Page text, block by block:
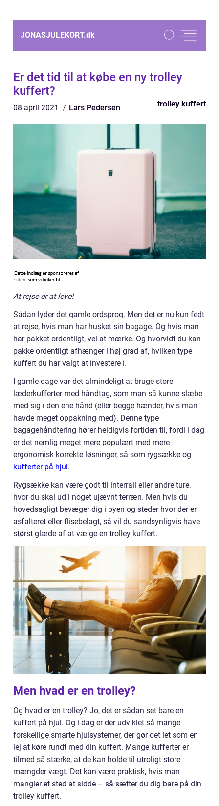
JONASJULEKORT.dk
Er det tid til at købe en ny trolley
kuffert?
08 april 2021 Lars Pedersen trolley kuffert
At rejse er at leve!
Sådan lyder det gamle ordsprog. Men det er nu kun fedt
at rejse, hvis man har husket sin bagage. Og hvis man
har pakket ordentligt, vel at mærke. Og hvorvidt du kan
pakke ordentligt afhænger i høj grad af, hvilken type
kuffert du har valgt at investere i.
I gamle dage var det almindeligt at bruge store
læderkufferter med håndtag, som man så kunne slæbe
med sig i den ene hånd (eller begge hænder, hvis man
havde meget oppakning med). Denne type
bagagehåndtering hører heldigvis fortiden til, fordi i dag
er det nemlig meget mere populært med mere
ergonomisk korrekte løsninger, så som rygsække og
kufferter på hjul.
Rygsække kan være godt til interrail eller andre ture,
hvor du skal ud i noget ujævnt terræn. Men hvis du
hovedsagligt bevæger dig i byen og steder hvor der er
asfalteret eller flisebelagt, så vil du sandsynligvis have
størst glæde af at vælge en trolley kuffert.
Men hvad er en trolley?
Og hvad er en trolley? Jo, det er sådan set bare en
kuffert på hjul. Og i dag er der udviklet så mange
forskellige smarte hjulsystemer, der gør det let som en
lej at køre rundt med din kuffert. Mange kufferter er
tilmed så stærke, at de kan holde til utroligt store
mængder vægt. Det kan være praktisk, hvis man
mangler et sted at sidde – så sætter du dig bare på din
trolley kuffert.